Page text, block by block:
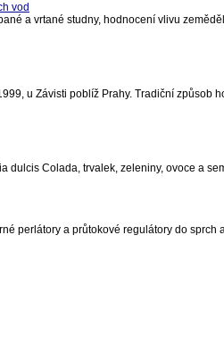
vod
a vrtané studny, hodnocení vlivu
u Závisti poblíž Prahy. Tradiční způsob
dulcis Colada, trvalek, zeleniny, ovoce a
perlátory a průtokové regulátory do sprch